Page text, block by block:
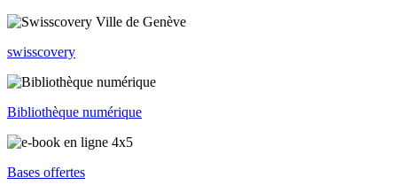
swisscovery
Bibliothèque numérique
Bases offertes